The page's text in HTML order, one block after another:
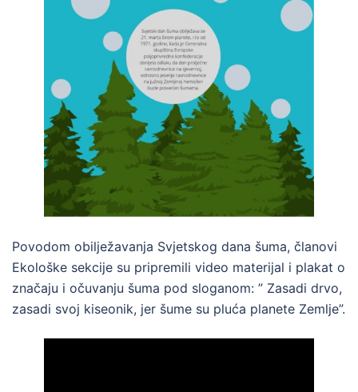
Povodom obilježavanja Svjetskog dana šuma, članovi
Ekološke sekcije su pripremili video materijal i plakat o
značaju i očuvanju šuma pod sloganom: ” Zasadi drvo,
zasadi svoj kiseonik, jer šume su pluća planete Zemlje”.